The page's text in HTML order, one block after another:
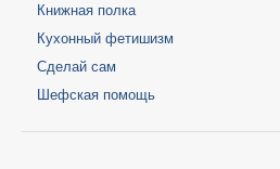
Книжная полка
Кухонный фетишизм
Сделай сам
Шефская помощь